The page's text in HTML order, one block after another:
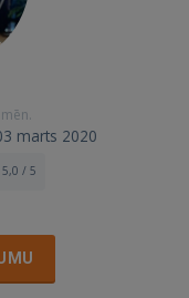
marts 2020
5,0 / 5